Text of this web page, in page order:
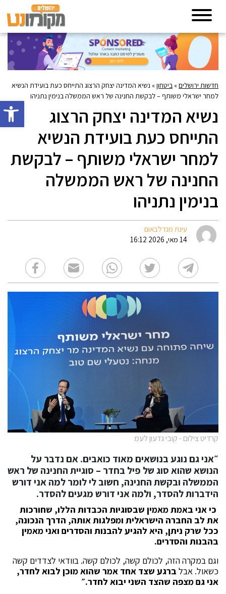
פתח
חדשות ירושלים» ביטחון» נשיא המדינה יצחק הרצוג התייחס כעת בועידת הנשיא
למחר ישראלי משותף – לבקשת החנינה של ראש הממשלה בנימין נתניהו
נשיא המדינה יצחק הרצוג
התייחס כעת בועידת הנשיא
למחר ישראלי משותף – לבקשת
החנינה של ראש הממשלה
בנימין נתניהו
עינת מנדלבאום
14 מאי, 2026 16:12
קרדיט צילום - קובי גדעון לעמ
״אני גם נוגע בנושאים מאוד כואבים. אם נדבר על
הנושא שהוא סוג של פיל בחדר – סוגיית החנינה של ראש
הממשלה ובקשת החנינה, חשוב לי לומר למה אני דורש
הידברות להסדר, ולמה אני דורש מגעים להסדר.
כי אני באמת מאמין שבסוגיות הכבדות הללו, שחורכות
את לב החברה הישראלית ומפלגות אותה, הדרך הנכונה,
ככל שרק ניתן, היא להגיע להבנות והסדרים ואני מאמין
בהבנות והסדרים.
וגם במקרה הזה, לכולם קשה, לכולם קשה. בוודאי לצדדים קשה
כשאול. אבל ברגע שצד אחד אמר שהוא מוכן לבוא לחדר,
אני גם מצפה שהצד השני יבוא לחדר.״